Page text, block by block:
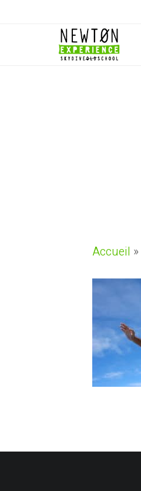
Accueil »